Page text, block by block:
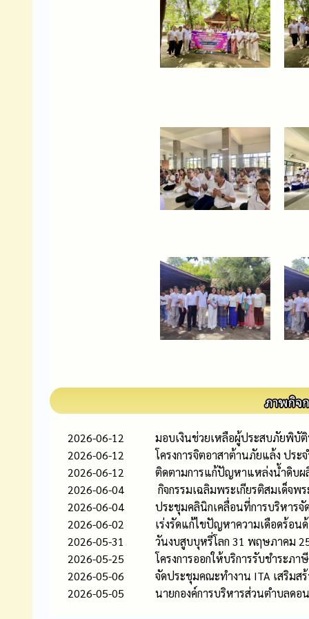
2026-06-12
มอบเงินช่วยเหลือผู้ประสบภัยพิบั
2026-06-12
โครงการจิตอาสาต้านภัยแล้ง ประ
2026-06-12
ติดตามการแก้ปัญหาแหล่งน้ำดิบผ
2026-06-04
กิจกรรมเฉลิมพระเกียรติสมเด็จพ
2026-06-04
ประชุมคลินิกเคลื่อนที่การบริหารจั
2026-06-02
เร่งรัดแก้ไขปัญหาความเดือดร้อน
2026-05-31
วันงบสูบบุหรี่โลก 31 พฤษภาคม
2026-05-25
โครงการออกให้บริการรับชำระภ
2026-05-06
จัดประชุมคณะทำงาน ITA เสริมส
2026-05-05
นายกองค์การบริหารส่วนตำบลด